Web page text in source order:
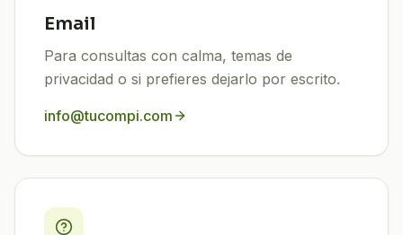
Email
Para consultas con calma, temas de
privacidad o si prefieres dejarlo por escrito.
info@tucompi.com